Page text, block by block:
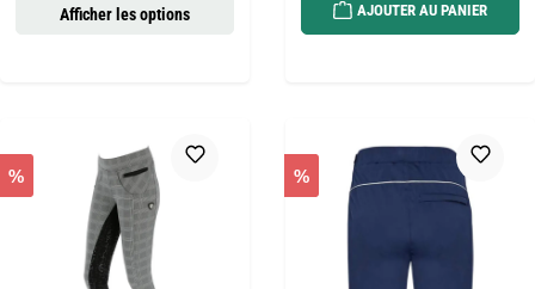
Afficher les options AJOUTER AU PANIER
% %